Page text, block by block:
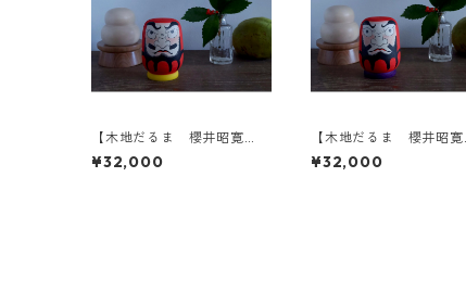
【木地だるま 櫻井昭寛
作】 昭二型 黄色土台 A
¥32,000
【木地だるま 櫻井昭寛
作】 昭二型 紫土台 B
¥32,000